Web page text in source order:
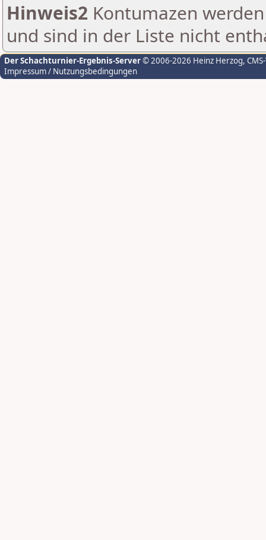
Hinweis2 Kontumazen
und sind in der Liste nicht
Der Schachturnier-Ergebnis-Server© 2006-2026 Heinz Herzog,
Impressum / Nutzungsbedingungen